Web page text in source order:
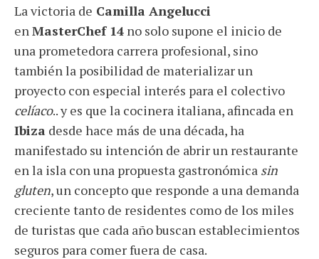
La victoria de Camilla Angelucci
enMasterChef 14 no solo supone el inicio de
una prometedora carrera profesional, sino
también la posibilidad de materializar un
proyecto con especial interés para el colectivo
celíaco.. y es que la cocinera italiana, afincada en
Ibiza desde hace más de una década, ha
manifestado su intención de abrir un restaurante
en la isla con una propuesta gastronómica sin
gluten, un concepto que responde a una demanda
creciente tanto de residentes como de los miles
de turistas que cada año buscan establecimientos
seguros para comer fuera de casa.⁠